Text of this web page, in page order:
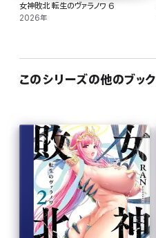
女神敗北 転生のヴァラノワ 6
2026年
このシリーズの他のブック